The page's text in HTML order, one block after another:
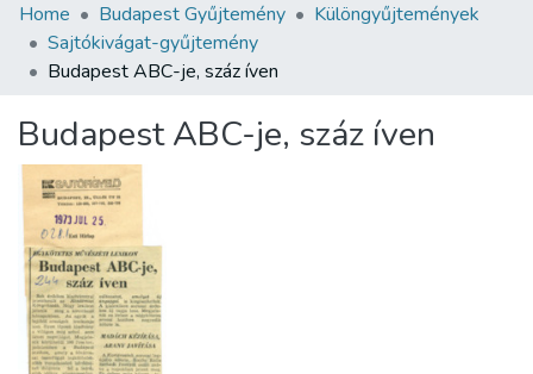
Communities & Collections
All of DSpace
About us
Home Budapest Gyűjtemény
Különgyűjtemények
Sajtókivágat-gyűjtemény
Budapest ABC-je, száz íven
Budapest ABC-je, száz íven